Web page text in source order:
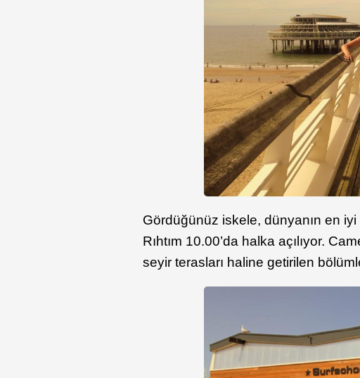
Gördüğünüz iskele, dünyanın en
Rıhtım 10.00’da halka açılıyor.
seyir terasları haline getirilen